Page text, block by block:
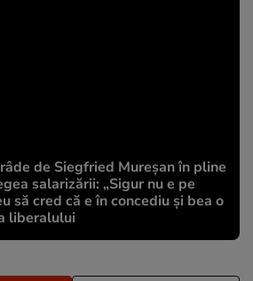
de Siegfried Mureșan în pline
salarizării: „Sigur nu e pe
să cred că e în concediu și bea o
liberalului